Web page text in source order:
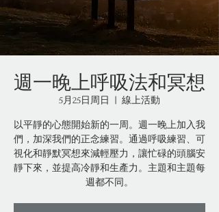
週一晚上呼吸法和冥想
5月25日周日 線上活動
以平靜的心態開始新的一周。週一晚上加入我
們，加深我們的正念練習。通過呼吸練習、可
視化和靜默冥想來減輕壓力，讓忙碌的頭腦安
靜下來，並提高冷靜和生產力。主題和主題每
週都不同。